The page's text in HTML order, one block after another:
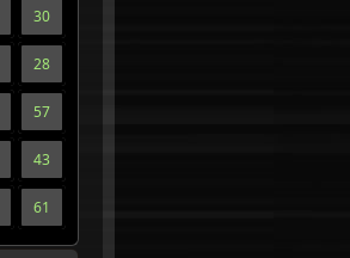
30
28
57
43
61